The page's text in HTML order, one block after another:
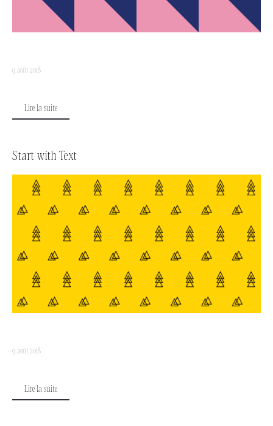
9 août 2018
Lire la suite
Start with Text
9 août 2018
Lire la suite